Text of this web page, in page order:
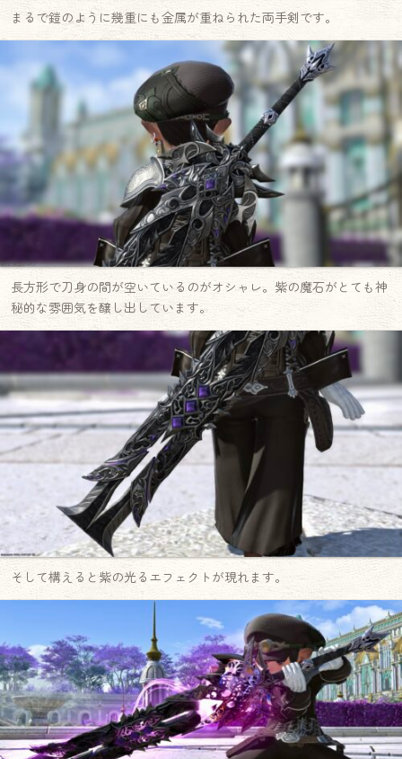
まるで鎧のように幾重にも金属が重ねられた両手剣です。
長方形で刀身の間が空いているのがオシャレ。紫の魔石がとても神
秘的な雰囲気を醸し出しています。
そして構えると紫の光るエフェクトが現れます。